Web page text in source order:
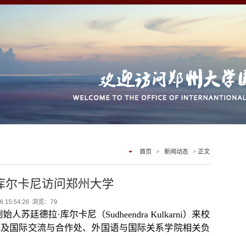
首页 > 新闻动态 > 正文
尔卡尼访问郑州大学
15:54:26 浏览： 79
人苏廷德拉·库尔卡尼（Sudheendra Kulkarni）来校
国际交流与合作处、外国语与国际关系学院相关负